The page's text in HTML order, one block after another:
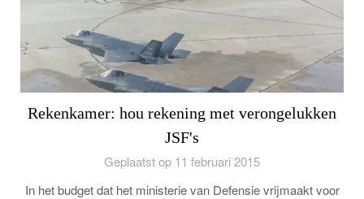
Rekenkamer: hou rekening met verongelukken
JSF's
Geplaatst op 11 februari 2015
In het budget dat het ministerie van Defensie vrijmaakt voor